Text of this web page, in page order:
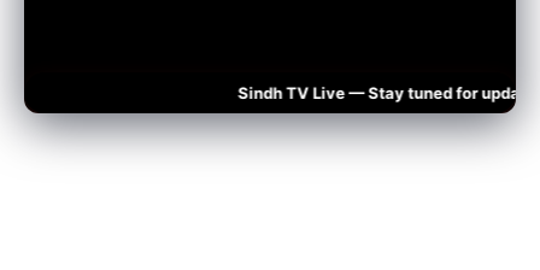
Sindh TV Live — Stay tuned for updates